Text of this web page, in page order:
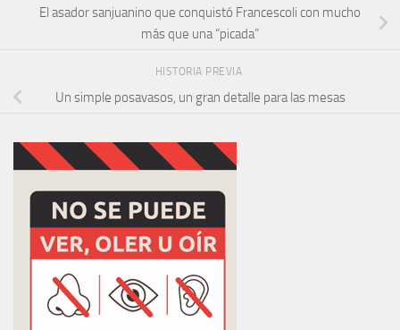
El asador sanjuanino que conquistó Francescoli con mucho
más que una “picada”
HISTORIA PREVIA
Un simple posavasos, un gran detalle para las mesas